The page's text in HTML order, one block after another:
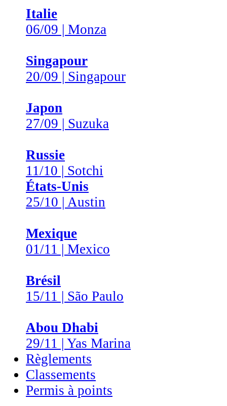
Italie
06/09 | Monza
Singapour
20/09 | Singapour
Japon
27/09 | Suzuka
Russie
11/10 | Sotchi
États-Unis
25/10 | Austin
Mexique
01/11 | Mexico
Brésil
15/11 | São Paulo
Abou Dhabi
29/11 | Yas Marina
Règlements
Classements
Permis à points